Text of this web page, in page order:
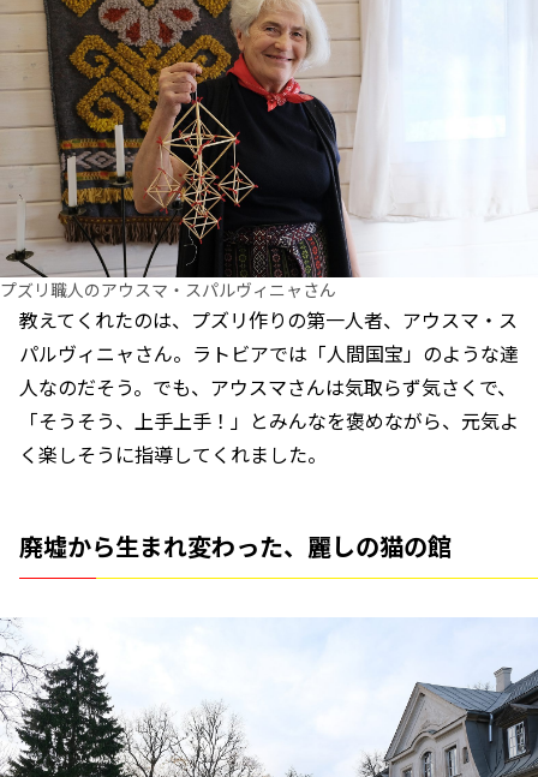
プズリ職人のアウスマ・スパルヴィニャさん
教えてくれたのは、プズリ作りの第一人者、アウスマ・ス
パルヴィニャさん。ラトビアでは「人間国宝」のような達
人なのだそう。でも、アウスマさんは気取らず気さくで、
「そうそう、上手上手！」とみんなを褒めながら、元気よ
く楽しそうに指導してくれました。
廃墟から生まれ変わった、麗しの猫の館